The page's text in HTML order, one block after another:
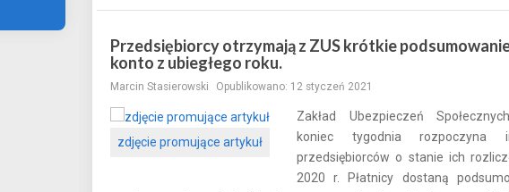
Przedsiębiorcy otrzymają z ZUS krótkie
konto z ubiegłego roku.
Marcin Stasierowski Opublikowano: 12 styczeń 2021
zdjęcie promujące artykuł
Zakład Ubezpieczeń
koniec tygodnia rozpoczyna
przedsiębiorców o stanie ich
2020 r. Płatnicy dostaną